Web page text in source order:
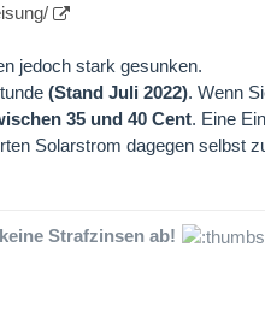
jedoch stark gesunken.
(Stand Juli 2022). Wenn
35 und 40 Cent. Eine
Solarstrom dagegen selbst
Strafzinsen ab!